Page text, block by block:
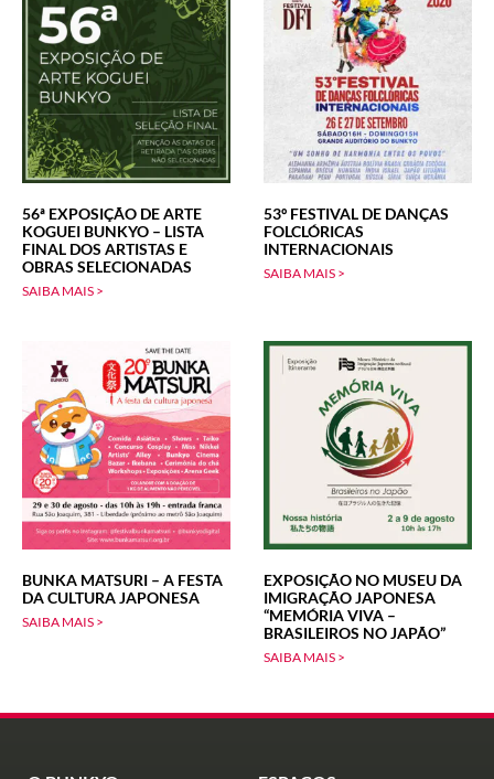
56ª EXPOSIÇÃO DE ARTE
KOGUEI BUNKYO – LISTA
FINAL DOS ARTISTAS E
OBRAS SELECIONADAS
SAIBA MAIS >
53º FESTIVAL DE DANÇAS
FOLCLÓRICAS
INTERNACIONAIS
SAIBA MAIS >
BUNKA MATSURI – A FESTA
DA CULTURA JAPONESA
SAIBA MAIS >
EXPOSIÇÃO NO MUSEU DA
IMIGRAÇÃO JAPONESA
“MEMÓRIA VIVA –
BRASILEIROS NO JAPÃO”
SAIBA MAIS >